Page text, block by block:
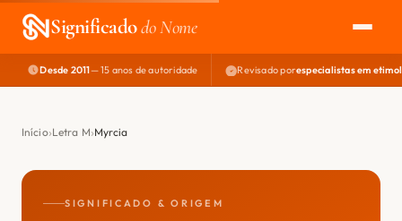
Significadodo Nome
EXPLORAR
NOME PERFEITO
Desde 2011— 15 anos de autoridade Revisado porespecialistas em
Início Letra M Myrcia
SIGNIFICADO & ORIGEM